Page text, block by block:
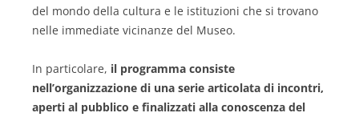
del mondo della cultura e le istituzioni che si trovano
nelle immediate vicinanze del Museo.
In particolare, il programma consiste
nell’organizzazione di una serie articolata di incontri,
aperti al pubblico e finalizzati alla conoscenza del